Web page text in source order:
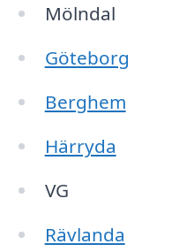
Mölndal
Göteborg
Berghem
Härryda
VG
Rävlanda